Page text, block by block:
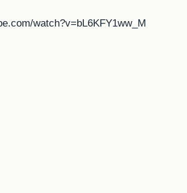
watch?v=bL6KFY1ww_M